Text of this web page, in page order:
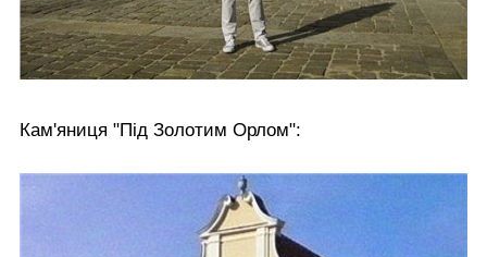
Кам'яниця "Під Золотим Орлом":